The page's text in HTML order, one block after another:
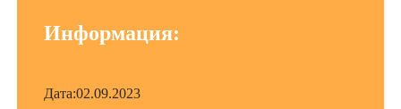
Информация:
Дата:02.09.2023